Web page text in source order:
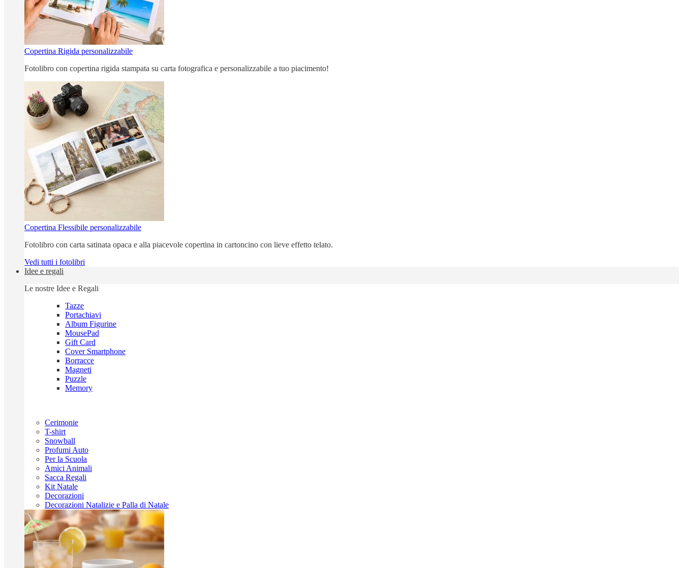
Copertina Rigida personalizzabile
Fotolibro con copertina rigida stampata su carta fotografica e personalizzabile a tuo piacimento!
Copertina Flessibile personalizzabile
Fotolibro con carta satinata opaca e alla piacevole copertina in cartoncino con lieve effetto telato.
Vedi tutti i fotolibri
Idee e regali
Le nostre Idee e Regali
Tazze
Portachiavi
Album Figurine
MousePad
Gift Card
Cover Smartphone
Borracce
Magneti
Puzzle
Memory
Cerimonie
T-shirt
Snowball
Profumi Auto
Per la Scuola
Amici Animali
Sacca Regali
Kit Natale
Decorazioni
Decorazioni Natalizie e Palla di Natale